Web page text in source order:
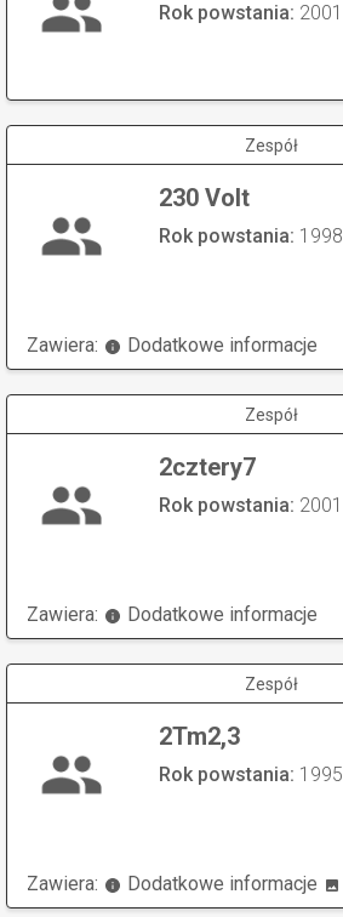
Rok powstania: 2001
Zespół
230 Volt
Rok powstania: 1998
Zawiera: Dodatkowe informacje
Zespół
2cztery7
Rok powstania: 2001
Zawiera: Dodatkowe informacje
Zespół
2Tm2,3
Rok powstania: 1995
Zawiera: Dodatkowe informacje